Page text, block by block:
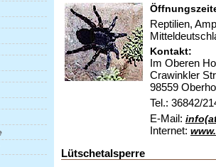
Reptilien,
Kontakt:
Im Oberen
Crawinkler
98559
Tel.: 36842/
E-Mail:
Internet:
Lütschetalsperre